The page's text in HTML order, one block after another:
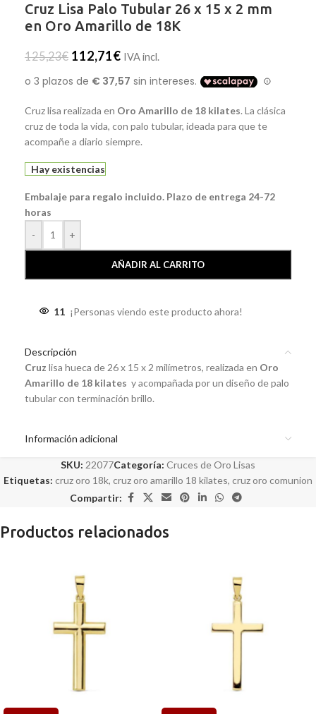
Cruz Lisa Palo Tubular 26 x 15 x 2 mm
en Oro Amarillo de 18K
125,23€ 112,71€ IVA incl.
Cruz lisa realizada en Oro Amarillo de 18 kilates. La clásica
cruz de toda la vida, con palo tubular, ideada para que te
acompañe a diario siempre.
Hay existencias
Embalaje para regalo incluido. Plazo de entrega 24-72
horas
-
+
AÑADIR AL CARRITO
11 ¡Personas viendo este producto ahora!
Descripción
Cruz lisa hueca de 26 x 15 x 2 milímetros, realizada en Oro
Amarillo de 18 kilates y acompañada por un diseño de palo
tubular con terminación brillo.
Información adicional
SKU: 22077Categoría: Cruces de Oro Lisas
Etiquetas: cruz oro 18k, cruz oro amarillo 18 kilates, cruz oro comunion
Compartir:
Productos relacionados